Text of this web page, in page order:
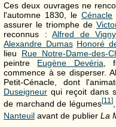
Ces deux ouvrages ne
l'automne 1830, leCénacle
assurer le triomphe de
reconnus :Alfred de Vigny
Alexandre Dumas Honoré
lieu Rue Notre-Dame-des-
peintre Eugène Devéria ,
commence à se disperser.
Petit-Cénacle, dont
Duseigneur qui reçoit dans
de marchand de légumes[11]
Nanteuil avant de publier La